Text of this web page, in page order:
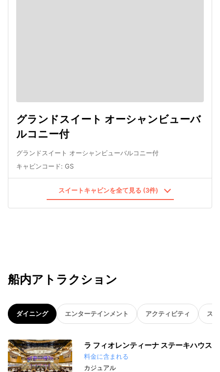
グランドスイート オーシャンビューバ
ルコニー付
グランドスイート オーシャンビューバルコニー付
キャビンコード: GS
スイートキャビンを全て見る (3件)
船内アトラクション
ダイニング エンターテインメント アクティビティ ス
ラ フィオレンティーナ ステーキハウス
料金に含まれる
カジュアル